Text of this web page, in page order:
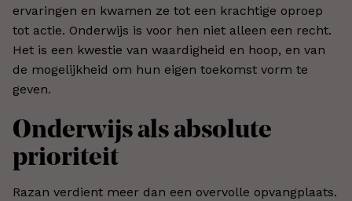
ervaringen en kwamen ze tot een krachtige oproep
tot actie. Onderwijs is voor hen niet alleen een recht.
Het is een kwestie van waardigheid en hoop, en van
de mogelijkheid om hun eigen toekomst vorm te
geven.
Onderwijs als absolute
prioriteit
Razan verdient meer dan een overvolle opvangplaats.